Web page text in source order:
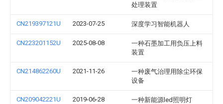
处理装置
CN219397121U 2023-07-25 深度学习智能机器人
CN223201152U 2025-08-08
一种石墨加工用负压上料
装置
CN214862260U 2021-11-26
一种废气治理用除尘环保
设备
CN209042221U 2019-06-28 一种新能源led照明灯